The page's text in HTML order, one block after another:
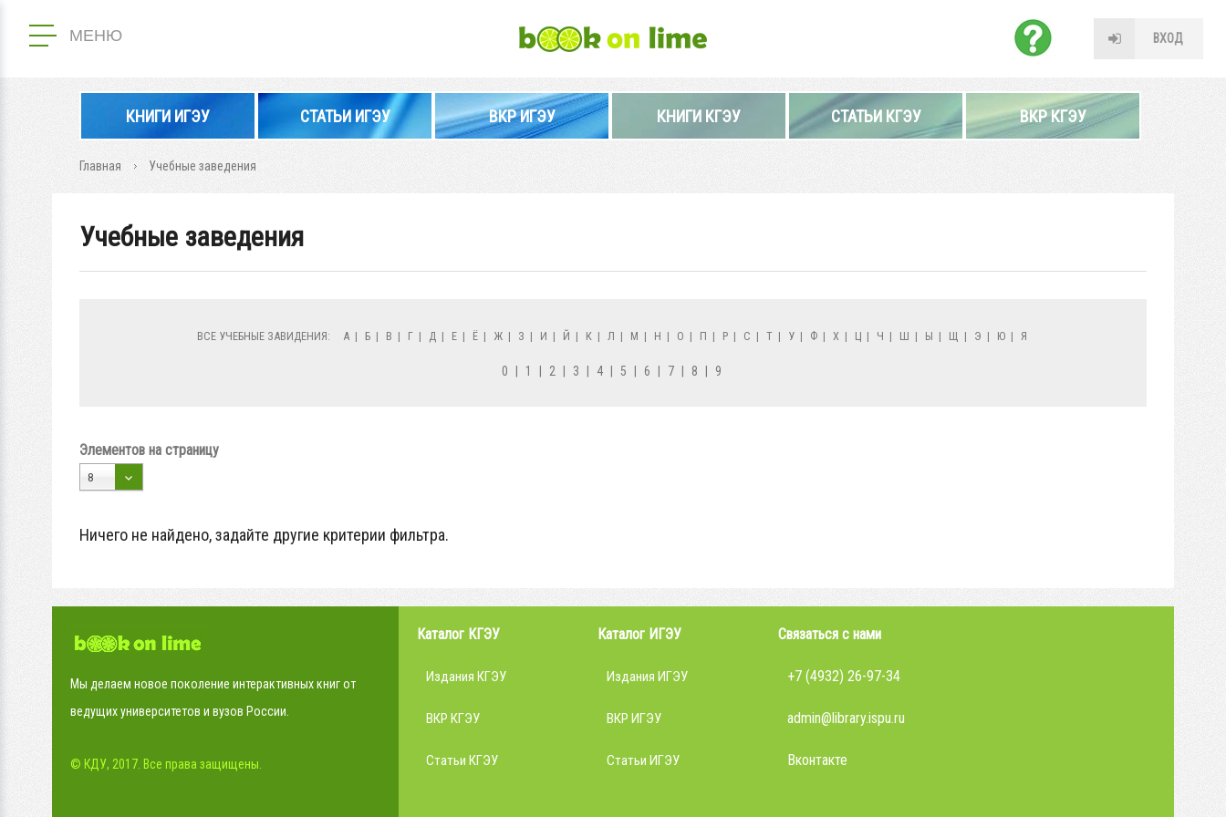
МЕНЮ ВХОД
КНИГИ ИГЭУ СТАТЬИ ИГЭУ ВКР ИГЭУ КНИГИ КГЭУ СТАТЬИ КГЭУ ВКР КГЭУ
Главная Учебные заведения
Учебные заведения
ВСЕ УЧЕБНЫЕ ЗАВИДЕНИЯ: А | Б | В | Г | Д | Е | Ё | Ж | З | И | Й | К | Л | М | Н | О | П | Р | С | Т | У | Ф | Х | Ц | Ч | Ш | Ы | Щ | Э | Ю | Я
0 1 2 3 4 5 6 7 8 9
Элементов на страницу
8
Ничего не найдено, задайте другие критерии фильтра.
Мы делаем новое поколение интерактивных книг от
ведущих университетов и вузов России.
© КДУ, 2017. Все права защищены.
Каталог КГЭУ
Издания КГЭУ
ВКР КГЭУ
Статьи КГЭУ
Каталог ИГЭУ
Издания ИГЭУ
ВКР ИГЭУ
Статьи ИГЭУ
Связаться с нами
+7 (4932) 26-97-34
admin@library.ispu.ru
Вконтакте